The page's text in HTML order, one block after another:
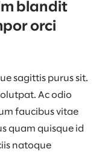
blandit
orci
sagittis purus sit.
Ac odio
faucibus vitae
quam quisque id
natoque